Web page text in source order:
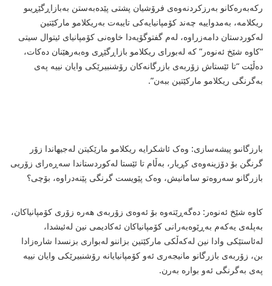
رکەبەرەکانو بەرزکردنەوەى فرۆشیان پشتى پێدەبەستن بەبازاڕگێڕیىو
ریکلامە، بەمدواییە چەند کۆمپانیایەکى تایبەت بەریکلامو مارکێتین
لەکوردستان دامەزراوە، لەم گفتوگۆیەدا خاوەنى کۆمپانیاى ئیتوال سیتى
“کاوە شێخ ئەنوەر” کە لەبوراى ریکلامو بازاڕگێڕى وەبەرهێنان دەکات،
دەڵێت “تا ئێستاش زۆربەى بازرگانەکان رۆشنبیرێکى وایان نییە پەى
بەگرنگى ریکلامو مارکێتین ببەن”.
بارزگانىو پیشەسازى: وەک ئاشکرایە ریکلامو مارێکیتن لەجیهاندا زۆر
گرنگن بۆ دۆزینەوەى کڕیار، بەڵام تا ئێستا لەکوردستاندا سەڕەراى زۆریى
بازرگانو سەروەتو سامانیش، وەک پێویست گرنگى پێنەدراوە، بۆچى؟
کاوە شێخ ئەنوەر: دەگەڕێتەوە بۆ ئەوەى زۆربەى هەرە زۆرى کۆمپانیاکان،
بەپلەى یەکەم بەڕێوەبەرانى کۆمپانیاکان ئەکادیمى نین لەئیشدا،
لەئاستێکى وادا نین لەکەڵکى مارکێتین بزاننو لەبوارى بزنسدا شارەزادا
بن، زۆربەى بازرگانو مانیجەرى ئەو کۆمپانیایانە رۆشنبیرێکى وایان نییە
پەى بەگرنگى ئەو بوارە بەرن.